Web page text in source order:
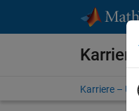
Karriere –